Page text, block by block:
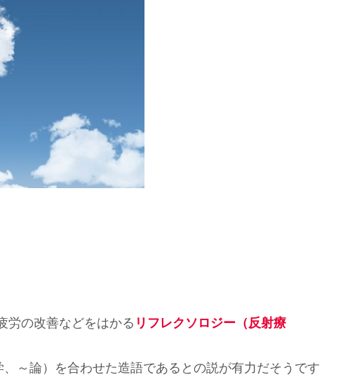
労の改善などをはかる リフレクソロジー（反射療
、～論）を合わせた造語であるとの説が有力だそうです